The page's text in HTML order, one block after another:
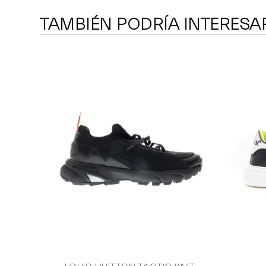
TAMBIÉN PODRÍA